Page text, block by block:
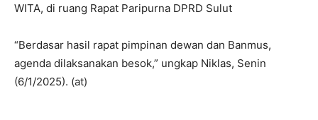
WITA, di ruang Rapat Paripurna DPRD Sulut
“Berdasar hasil rapat pimpinan dewan dan Banmus,
agenda dilaksanakan besok,” ungkap Niklas, Senin
(6/1/2025). (at)